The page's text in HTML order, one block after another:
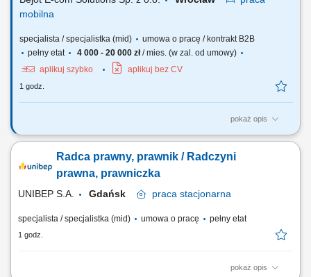
mobilna
specjalista / specjalistka (mid)
umowa o pracę / kontrakt B2B
pełny etat
4 000 - 20 000 zł/ mies. (w zal. od umowy)
aplikuj szybko
aplikuj bez CV
1 godz.
pokaż opis
Twój zakres obowiązków: Aktywne pozyskiwanie nowych klientów
rozwiązań logistycznych; Budowanie i rozwijanie długofalowych relacji
z klientami; Prowadzenie spotkań handlowych i prezentacji oferty firmy;
Radca prawny, prawnik / Radczyni
prawna, prawniczka
UNIBEP S.A. Gdańsk praca stacjonarna
specjalista / specjalistka (mid) umowa o pracę pełny etat
1 godz.
pokaż opis